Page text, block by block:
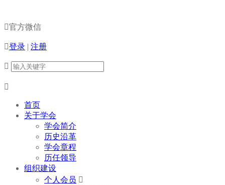
官方微信
登录 | 注册


首页
关于学会
学会简介
历史沿革
学会章程
历任领导
组织建设
个人会员 